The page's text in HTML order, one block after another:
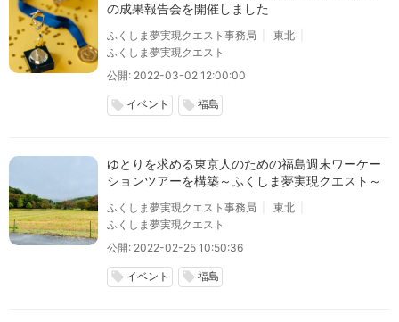
の成果報告会を開催しました
ふくしま夢実現クエスト事務局
東北
ふくしま夢実現クエスト
公開: 2022-03-02 12:00:00
local_offer イベント local_offer 福島
ゆとりを求める東京人のための福島週末ワーケー
ションツアーを構築～ふくしま夢実現クエスト～
ふくしま夢実現クエスト事務局
東北
ふくしま夢実現クエスト
公開: 2022-02-25 10:50:36
local_offer イベント local_offer 福島